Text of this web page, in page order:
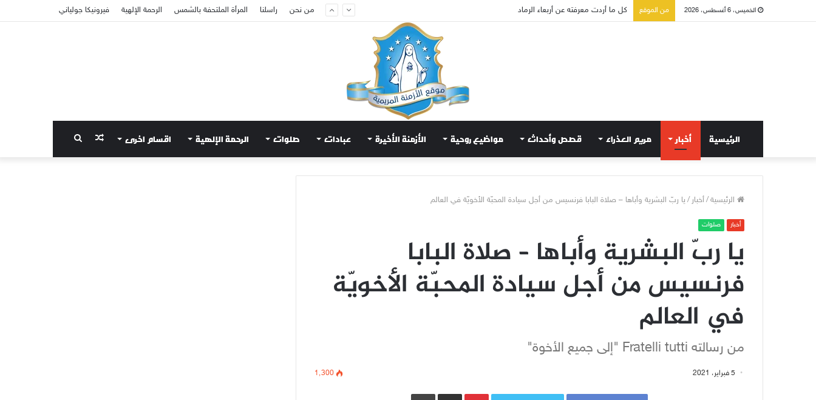
الخميس، 6 أغسطس، 2026 من الموقع
صلاة إلى مريم سلطانة السلام لتهدئة الغضب الإلهي
من نحن راسلنا المرأة الملتحفة بالشمس الرحمة الإلهية فيرونيكا جولياني
الرئيسية أخبار مريم العذراء قصص وأحداث مواضيع روحية الأزمنة الأخيرة عبادات صلوات الرحمة الإلهية اقسام اخرى بحث مقال
الرئيسية/أخبار / يا ربّ البشرية وأباها – صلاة البابا فرنسيس من أجل سيادة المحبّة الأخويّة في العالم
أخبار صلوات
يا ربّ البشرية وأباها – صلاة البابا
فرنسيس من أجل سيادة المحبّة الأخويّة
في العالم
من رسالته Fratelli tutti "إلى جميع الأخوة"
5 فبراير، 2021 1٬300
Pinterestمشاركة عبر البريد طباعة